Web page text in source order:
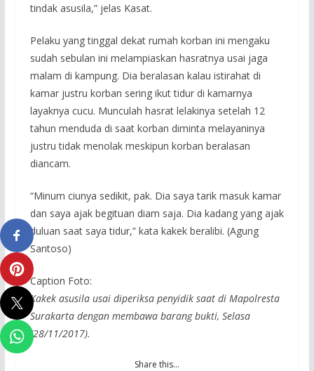
tindak asusila,” jelas Kasat.
Pelaku yang tinggal dekat rumah korban ini mengaku
sudah sebulan ini melampiaskan hasratnya usai jaga
malam di kampung. Dia beralasan kalau istirahat di
kamar justru korban sering ikut tidur di kamarnya
layaknya cucu. Munculah hasrat lelakinya setelah 12
tahun menduda di saat korban diminta melayaninya
justru tidak menolak meskipun korban beralasan
diancam.
“Minum ciunya sedikit, pak. Dia saya tarik masuk kamar
dan saya ajak begituan diam saja. Dia kadang yang ajak
duluan saat saya tidur,” kata kakek beralibi. (Agung
Santoso)
Caption Foto:
Kakek asusila usai diperiksa penyidik saat di Mapolresta
Surakarta dengan membawa barang bukti, Selasa
(28/11/2017).
Share this…